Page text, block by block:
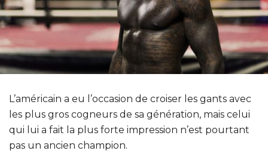
L’américain a eu l’occasion de croiser les gants avec
les plus gros cogneurs de sa génération, mais celui
qui lui a fait la plus forte impression n’est pourtant
pas un ancien champion.